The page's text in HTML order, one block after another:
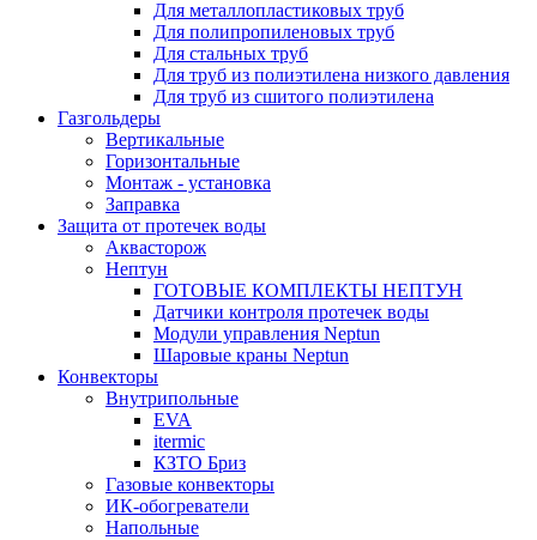
Для металлопластиковых труб
Для полипропиленовых труб
Для стальных труб
Для труб из полиэтилена низкого давления
Для труб из сшитого полиэтилена
Газгольдеры
Вертикальные
Горизонтальные
Монтаж - установка
Заправка
Защита от протечек воды
Аквасторож
Нептун
ГОТОВЫЕ КОМПЛЕКТЫ НЕПТУН
Датчики контроля протечек воды
Модули управления Neptun
Шаровые краны Neptun
Конвекторы
Внутрипольные
EVA
itermic
КЗТО Бриз
Газовые конвекторы
ИК-обогреватели
Напольные